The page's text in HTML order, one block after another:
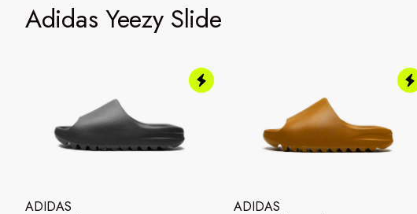
Adidas Yeezy Slide
ADIDAS
ADIDAS